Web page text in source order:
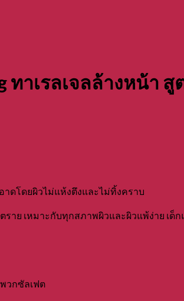
ทาเรลเจลล้างหน้า
าดโดยผิวไม่แห้งตึงและไม่ทิ้งคราบ
าย เหมาะกับทุกสภาพผิวและผิวแพ้ง่าย เด็
วกซัลเฟต